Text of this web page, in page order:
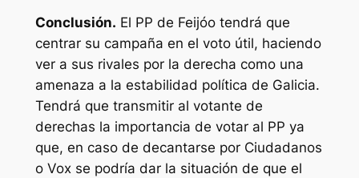
Conclusión. El PP de Feijóo tendrá que
centrar su campaña en el voto útil, haciendo
ver a sus rivales por la derecha como una
amenaza a la estabilidad política de Galicia.
Tendrá que transmitir al votante de
derechas la importancia de votar al PP ya
que, en caso de decantarse por Ciudadanos
o Vox se podría dar la situación de que el